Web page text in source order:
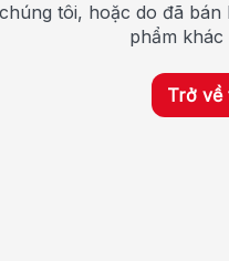
chúng tôi, hoặc do đã bán
phẩm khác
Trở về